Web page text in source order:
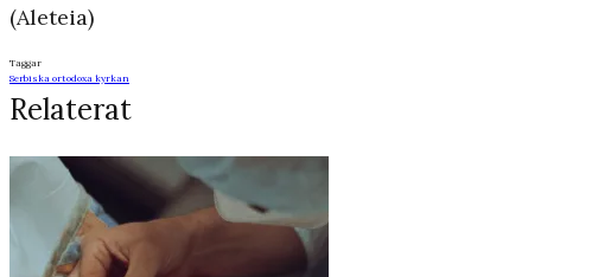
(Aleteia)
Taggar
Serbiska ortodoxa kyrkan
Relaterat